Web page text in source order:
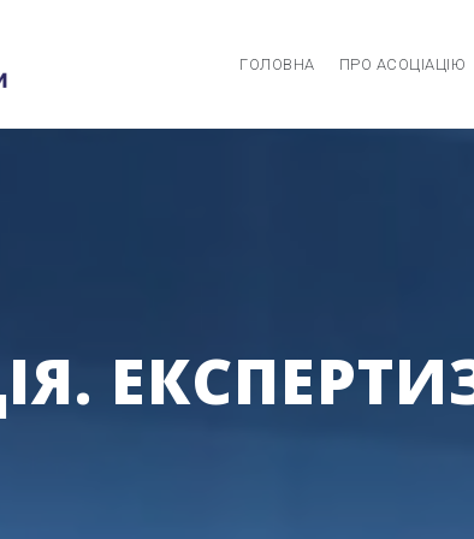
ГОЛОВНА ПРО АСОЦІАЦІЮ